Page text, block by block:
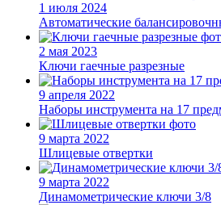
1 июля 2024
Автоматические
2 мая 2023
Ключи гаечные разрезные
9 апреля 2022
Наборы инструмента на 17
9 марта 2022
Шлицевые отвертки
9 марта 2022
Динамометрические ключи 3/8